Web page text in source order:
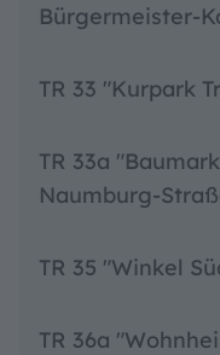
Bürgermeister-
TR 33 "Kurpark
TR 33a
Naumburg-
TR 35 "Winkel
TR 36a